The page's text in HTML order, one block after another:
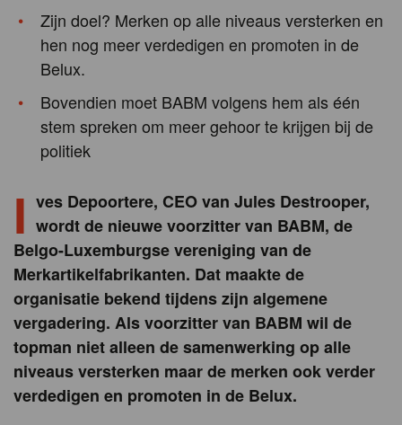
Zijn doel? Merken op alle niveaus versterken en
hen nog meer verdedigen en promoten in de
Belux.
Bovendien moet BABM volgens hem als één
stem spreken om meer gehoor te krijgen bij de
politiek
I ves Depoortere, CEO van Jules Destrooper,
wordt de nieuwe voorzitter van BABM, de
Belgo-Luxemburgse vereniging van de
Merkartikelfabrikanten. Dat maakte de
organisatie bekend tijdens zijn algemene
vergadering. Als voorzitter van BABM wil de
topman niet alleen de samenwerking op alle
niveaus versterken maar de merken ook verder
verdedigen en promoten in de Belux.